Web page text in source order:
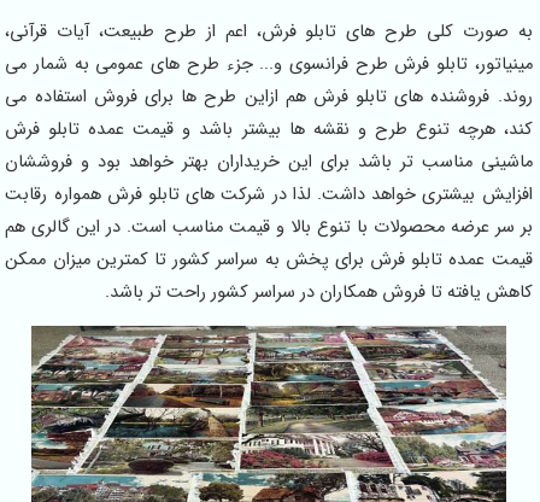
به صورت کلی طرح های تابلو فرش، اعم از طرح طبیعت، آیات قرآنی،
مینیاتور، تابلو فرش طرح فرانسوی و... جزء طرح های عمومی به شمار می
روند. فروشنده های تابلو فرش هم ازاین طرح ها برای فروش استفاده می
کند، هرچه تنوع طرح و نقشه ها بیشتر باشد و قیمت عمده تابلو فرش
ماشینی مناسب تر باشد برای این خریداران بهتر خواهد بود و فروششان
افزایش بیشتری خواهد داشت. لذا در شرکت های تابلو فرش همواره رقابت
بر سر عرضه محصولات با تنوع بالا و قیمت مناسب است. در این گالری هم
قیمت عمده تابلو فرش برای پخش به سراسر کشور تا کمترین میزان ممکن
کاهش یافته تا فروش همکاران در سراسر کشور راحت تر باشد.